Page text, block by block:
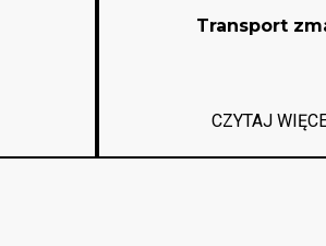
Transport
CZYTAJ